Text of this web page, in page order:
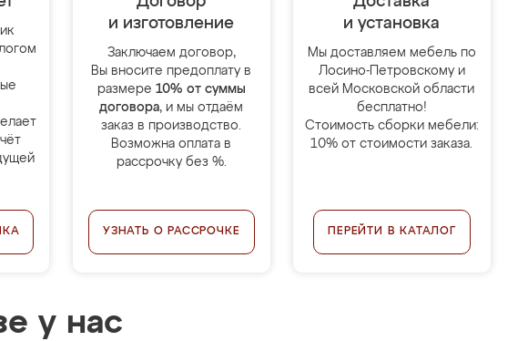
и изготовление
Заключаем договор,
Вы вносите предоплату в
размере 10% от суммы
договора, и мы отдаём
заказ в производство.
Возможна оплата в
рассрочку без %.
УЗНАТЬ О РАССРОЧКЕ
и установка
Мы доставляем мебель по
Лосино-Петровскому и
всей Московской области
бесплатно!
Стоимость сборки мебели:
10% от стоимости заказа.
ПЕРЕЙТИ В КАТАЛОГ
у нас